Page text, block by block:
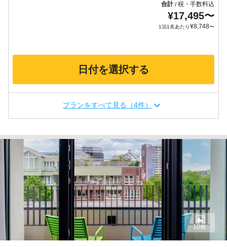
合計/税・手数料込
¥17,495〜
1泊1名あたり¥8,748〜
日付を選択する
プランをすべて見る（4件）
10枚